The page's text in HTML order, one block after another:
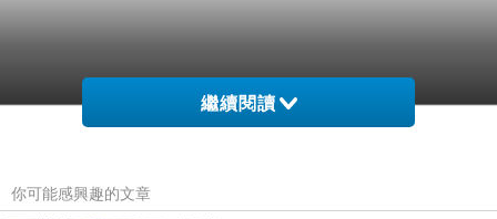
繼續閱讀
你可能感興趣的文章